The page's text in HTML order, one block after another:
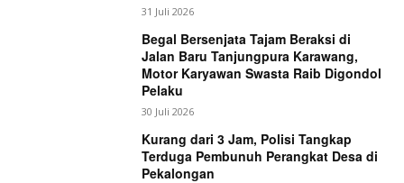
31 Juli 2026
Begal Bersenjata Tajam Beraksi di
Jalan Baru Tanjungpura Karawang,
Motor Karyawan Swasta Raib Digondol
Pelaku
30 Juli 2026
Kurang dari 3 Jam, Polisi Tangkap
Terduga Pembunuh Perangkat Desa di
Pekalongan